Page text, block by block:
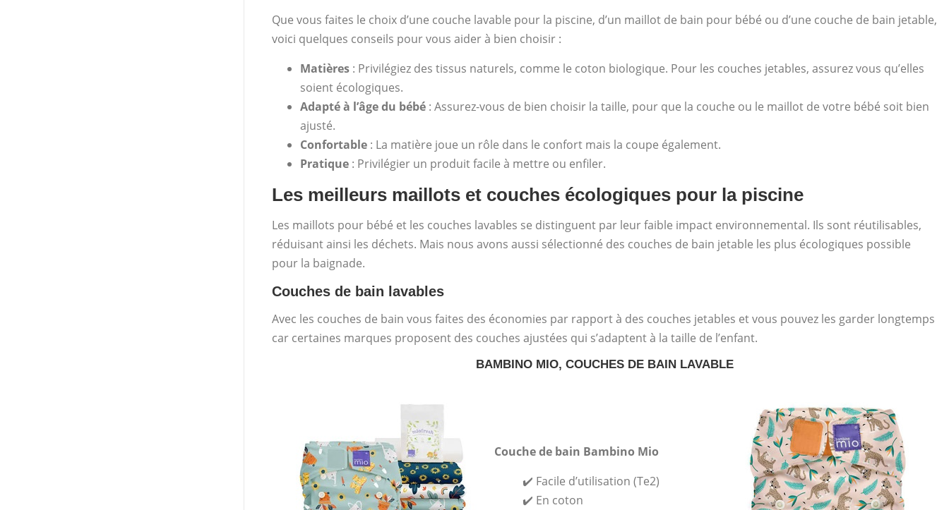
Que vous faites le choix d’une couche lavable pour la piscine, d’un maillot de bain pour bébé ou d’une couche de bain jetable,
voici quelques conseils pour vous aider à bien choisir :
Matières : Privilégiez des tissus naturels, comme le coton biologique. Pour les couches jetables, assurez vous qu’elles
soient écologiques.
Adapté à l’âge du bébé : Assurez-vous de bien choisir la taille, pour que la couche ou le maillot de votre bébé soit bien
ajusté.
Confortable : La matière joue un rôle dans le confort mais la coupe également.
Pratique : Privilégier un produit facile à mettre ou enfiler.
Les meilleurs maillots et couches écologiques pour la piscine
Les maillots pour bébé et les couches lavables se distinguent par leur faible impact environnemental. Ils sont réutilisables,
réduisant ainsi les déchets. Mais nous avons aussi sélectionné des couches de bain jetable les plus écologiques possible
pour la baignade.
Couches de bain lavables
Avec les couches de bain vous faites des économies par rapport à des couches jetables et vous pouvez les garder longtemps
car certaines marques proposent des couches ajustées qui s’adaptent à la taille de l’enfant.
BAMBINO MIO, COUCHES DE BAIN LAVABLE
Couche de bain Bambino Mio
✔️ Facile d’utilisation (Te2)
✔️ En coton